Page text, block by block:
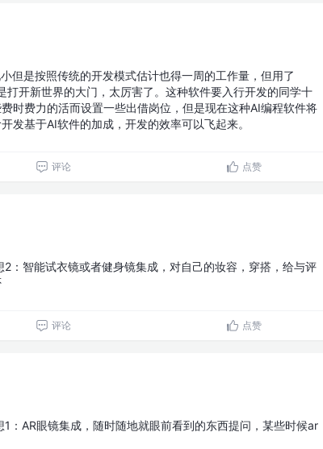
但是按照传统的开发模式估计也得一周的工作量，但用了
开新世界的大门，太厉害了。这种软件要入行开发的同学十
时费力的活而设置一些出借岗位，但是现在这种AI编程软件将
发基于AI软件的加成，开发的效率可以飞起来。
评论 点赞
：智能试衣镜或者健身镜集成，对自己的妆容，穿搭，给与评
评论 点赞
：AR眼镜集成，随时随地就眼前看到的东西提问，某些时候ar